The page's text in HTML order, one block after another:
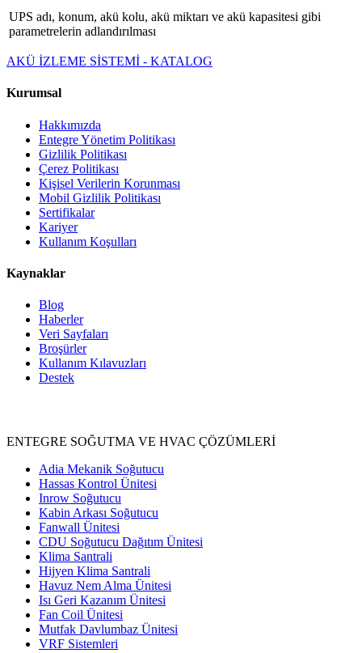
UPS adı, konum, akü kolu, akü miktarı ve akü kapasitesi gibi
parametrelerin adlandırılması
AKÜ İZLEME SİSTEMİ - KATALOG
Kurumsal
Hakkımızda
Entegre Yönetim Politikası
Gizlilik Politikası
Çerez Politikası
Kişisel Verilerin Korunması
Mobil Gizlilik Politikası
Sertifikalar
Kariyer
Kullanım Koşulları
Kaynaklar
Blog
Haberler
Veri Sayfaları
Broşürler
Kullanım Kılavuzları
Destek
ENTEGRE SOĞUTMA VE HVAC ÇÖZÜMLERİ
Adia Mekanik Soğutucu
Hassas Kontrol Ünitesi
Inrow Soğutucu
Kabin Arkası Soğutucu
Fanwall Ünitesi
CDU Soğutucu Dağıtım Ünitesi
Klima Santrali
Hijyen Klima Santrali
Havuz Nem Alma Ünitesi
Isı Geri Kazanım Ünitesi
Fan Coil Ünitesi
Mutfak Davlumbaz Ünitesi
VRF Sistemleri